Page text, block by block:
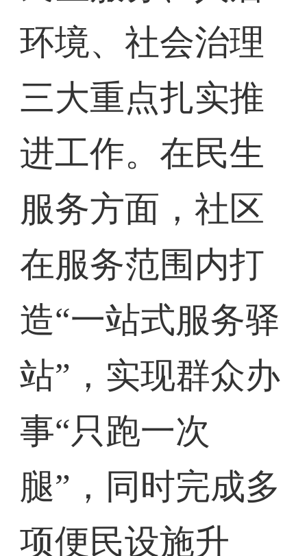
环境、社会治理
三大重点扎实推
进工作。在民生
服务方面，社区
在服务范围内打
造“一站式服务驿
站”，实现群众办
事“只跑一次
腿”，同时完成多
项便民设施升